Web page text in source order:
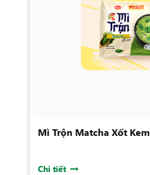
Mì Trộn Matcha Xốt Kem
Chi tiết